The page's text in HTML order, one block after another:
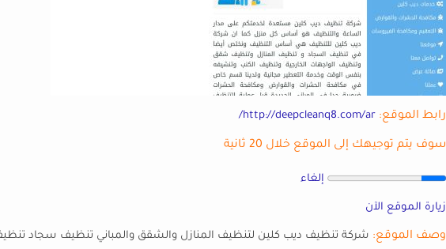
رابط الموقع: http://deepcleanq8.com/ar/
سوف يتم توجيهك إلى الموقع خلال 20 ثانية
إلغاء
زيارة الموقع الآن
وصف الموقع: شركة تنظيف ديب كلين لتنظيف المنازل والشقق والمباني تنظيف سجاد